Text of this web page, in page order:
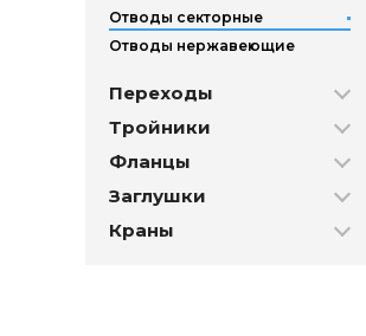
Отводы секторные
Отводы нержавеющие
Переходы
Тройники
Фланцы
Заглушки
Краны